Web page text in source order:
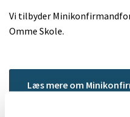
Vi tilbyder
Omme Skole.
Læs mere om